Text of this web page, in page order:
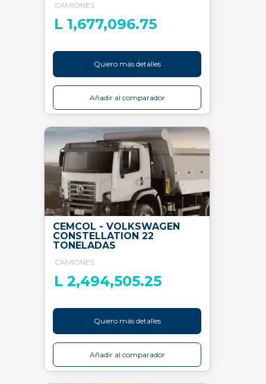
CAMIONES
L 1,677,096.75
Quiero más detalles
Añadir al comparador
CEMCOL - VOLKSWAGEN
CONSTELLATION 22
TONELADAS
CAMIONES
L 2,494,505.25
Quiero más detalles
Añadir al comparador